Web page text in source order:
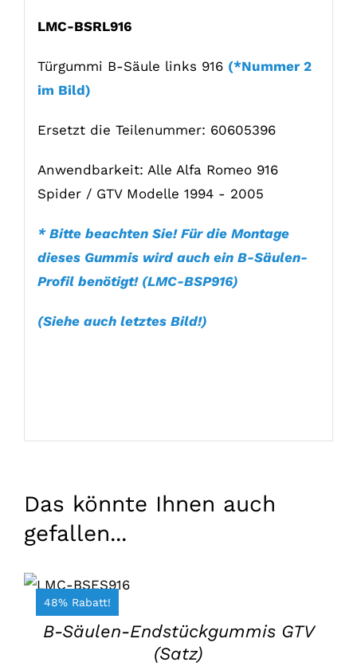
LMC-BSRL916
Türgummi B-Säule links 916 (*Nummer 2
im Bild)
Ersetzt die Teilenummer: 60605396
Anwendbarkeit: Alle Alfa Romeo 916
Spider / GTV Modelle 1994 - 2005
* Bitte beachten Sie! Für die Montage
dieses Gummis wird auch ein B-Säulen-
Profil benötigt! (LMC-BSP916)
(Siehe auch letztes Bild!)
Das könnte Ihnen auch
gefallen...
48% Rabatt!
WARENKORB
LEGEN
EINZELHEITEN
B-Säulen-Endstückgummis GTV
(Satz)